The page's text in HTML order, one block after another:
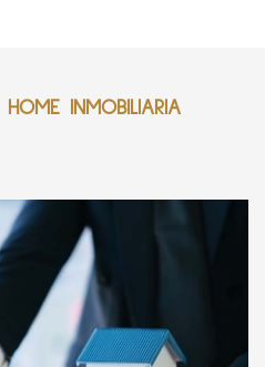
INMOBILIARIA